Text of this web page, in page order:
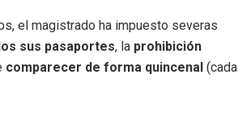
el magistrado ha impuesto severas
sus pasaportes, la prohibición
comparecer de forma quincenal (cada